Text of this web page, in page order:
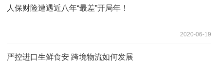
人保财险遭遇近八年“最差”开局年！
2020-06-19
严控进口生鲜食安 跨境物流如何发展